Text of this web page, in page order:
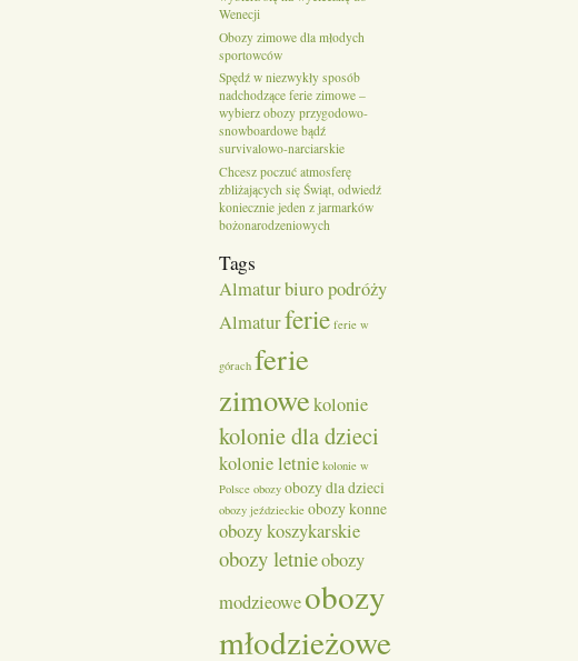
Wenecji
Obozy zimowe dla młodych
sportowców
Spędź w niezwykły sposób
nadchodzące ferie zimowe –
wybierz obozy przygodowo-
snowboardowe bądź
survivalowo-narciarskie
Chcesz poczuć atmosferę
zbliżających się Świąt, odwiedź
koniecznie jeden z jarmarków
bożonarodzeniowych
Tags
Almaturbiuro podróży
Almaturferie ferie w
górach ferie
zimowekolonie
kolonie dla dzieci
kolonie letnie kolonie w
Polsce obozy obozy dla dzieci
obozy jeździeckie obozy konne
obozy koszykarskie
obozy letnieobozy
modzieoweobozy
młodzieżowe